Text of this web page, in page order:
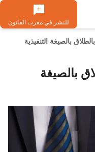
للنشر في مغرب القانون
بالصيغة التنفيذية
بالصيغة